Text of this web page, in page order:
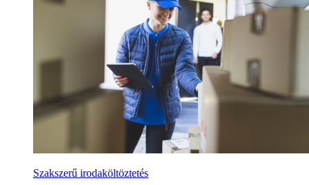
Szakszerű irodaköltöztetés